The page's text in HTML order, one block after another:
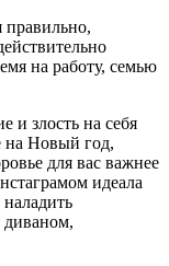
правильно,
на работу, семью
и злость на себя
на Новый год,
для вас важнее
идеала
диваном,